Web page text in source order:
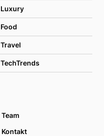
Luxury
Food
Travel
TechTrends
Team
Kontakt